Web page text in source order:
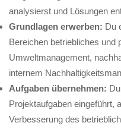
analysierst und Lösungen
Grundlagen erwerben: Du
Bereichen betriebliches und
Umweltmanagement,
internem
Aufgaben übernehmen:
Projektaufgaben eingeführt,
Verbesserung des